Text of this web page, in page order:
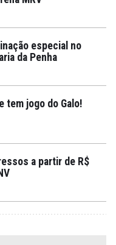
especial no
da Penha
tem jogo do Galo!
a partir de R$